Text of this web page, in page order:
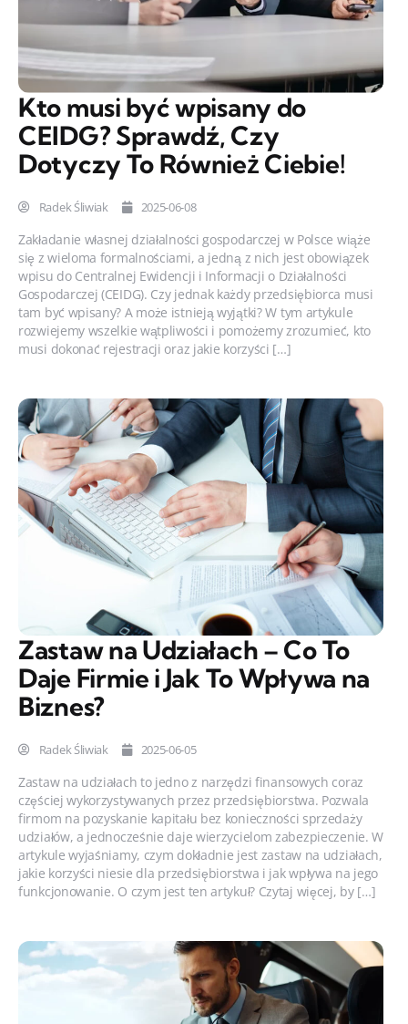
Kto musi być wpisany do
CEIDG? Sprawdź, Czy
Dotyczy To Również Ciebie!
Radek Śliwiak 2025-06-08
Zakładanie własnej działalności gospodarczej w Polsce wiąże
się z wieloma formalnościami, a jedną z nich jest obowiązek
wpisu do Centralnej Ewidencji i Informacji o Działalności
Gospodarczej (CEIDG). Czy jednak każdy przedsiębiorca musi
tam być wpisany? A może istnieją wyjątki? W tym artykule
rozwiejemy wszelkie wątpliwości i pomożemy zrozumieć, kto
musi dokonać rejestracji oraz jakie korzyści […]
Zastaw na Udziałach – Co To
Daje Firmie i Jak To Wpływa na
Biznes?
Radek Śliwiak 2025-06-05
Zastaw na udziałach to jedno z narzędzi finansowych coraz
częściej wykorzystywanych przez przedsiębiorstwa. Pozwala
firmom na pozyskanie kapitału bez konieczności sprzedaży
udziałów, a jednocześnie daje wierzycielom zabezpieczenie. W
artykule wyjaśniamy, czym dokładnie jest zastaw na udziałach,
jakie korzyści niesie dla przedsiębiorstwa i jak wpływa na jego
funkcjonowanie. O czym jest ten artykuł? Czytaj więcej, by […]